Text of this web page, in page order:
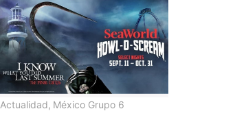
Actualidad, México Grupo 6